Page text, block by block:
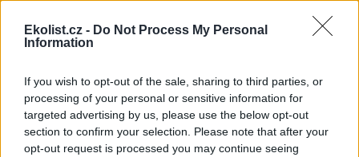
Ekolist.cz - Do Not Process My Personal
Information
If you wish to opt-out of the sale, sharing to third parties, or
processing of your personal or sensitive information for
targeted advertising by us, please use the below opt-out
section to confirm your selection. Please note that after your
opt-out request is processed you may continue seeing
poutního kostela sv. Jana Nepomuckého na Zelené hoře a
na mezinárodní festival současného tance KoresponDance.
reklama